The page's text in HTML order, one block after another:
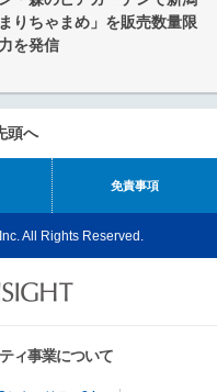
りちゃまめ」を販売数量限
を発信
頭へ
免責事項
All Rights Reserved.
ィ事業について